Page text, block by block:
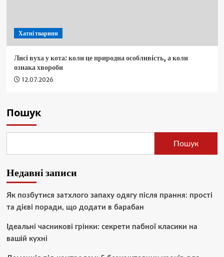
Хатні тварини
Лисі вуха у кота: коли це природна особливість, а коли
ознака хвороби
12.07.2026
Пошук
Пошук
Недавні записи
Як позбутися затхлого запаху одягу після прання: прості
та дієві поради, що додати в барабан
Ідеальні часникові грінки: секрети пабної класики на
вашій кухні